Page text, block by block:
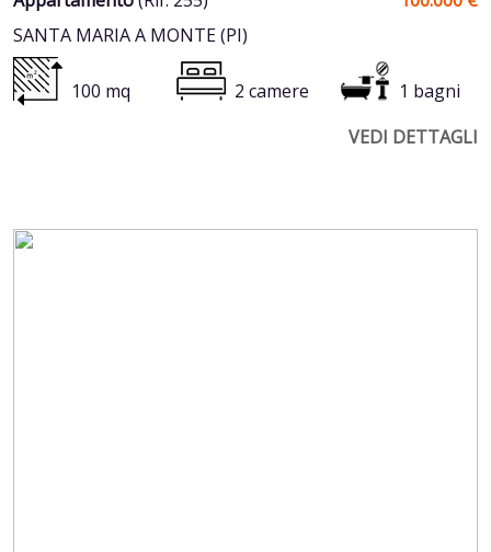
SANTA MARIA A MONTE (PI)
100 mq 2 camere
1 bagni
VEDI DETTAGLI